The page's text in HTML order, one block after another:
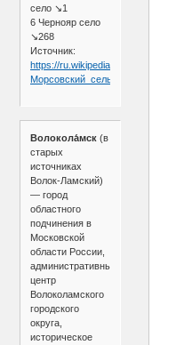
село ↘1
6 Чернояр село
↘268
Источник:
https://ru.wikipedia.org/wiki/
Морсовский_сельсовет
Волокола́мск(в
старых
источниках
Волок-Ламский)
— город
областного
подчинения в
Московской
области России,
административный
центр
Волоколамского
городского
округа,
историческое